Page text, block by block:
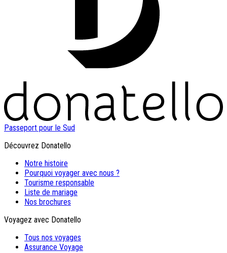
Passeport pour le Sud
Découvrez Donatello
Notre histoire
Pourquoi voyager avec nous ?
Tourisme responsable
Liste de mariage
Nos brochures
Voyagez avec Donatello
Tous nos voyages
Assurance Voyage